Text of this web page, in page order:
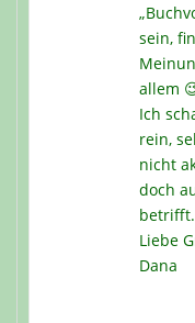
sein,
allem
Ich
rein,
nicht
doch
betrifft.
Liebe
Dana